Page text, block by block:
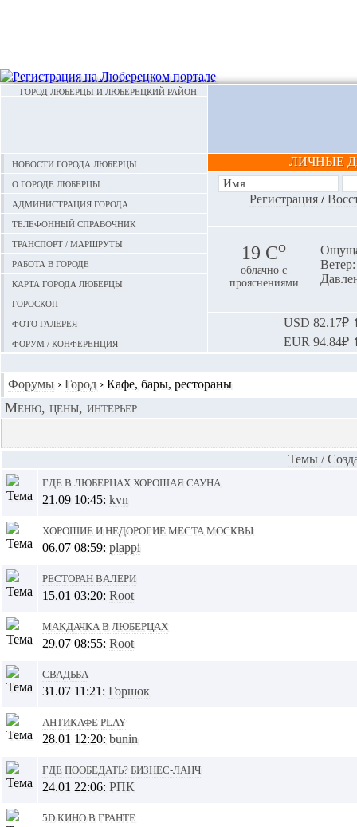
ГОРОД ЛЮБЕРЦЫ И ЛЮБЕРЕЦКИЙ РАЙОН
Новости города Люберцы
О городе Люберцы
Администрация города
Телефонный справочник
Транспорт / маршруты
Работа в городе
Карта города Люберцы
Гороскоп
Фото галерея
Форум / конференция
ЛИЧНЫЕ
Регистрация/
19 Сo
облачно с
прояснениями
USD 82.17₽
EUR 94.84₽
Форумы › Город › Кафе, бары, рестораны
Меню, цены, интерьер
Темы /
Где в Люберцах хорошая сауна
21.09 10:45: kvn
Хорошие и недорогие места Москвы
06.07 08:59: plappi
Ресторан Валери
15.01 03:20: Root
Макдачка в Люберцах
29.07 08:55: Root
Свадьба
31.07 11:21: Горшок
Антикафе Play
28.01 12:20: bunin
Где пообедать? Бизнес-ланч
24.01 22:06: РПК
5D кино в ГРАНТе